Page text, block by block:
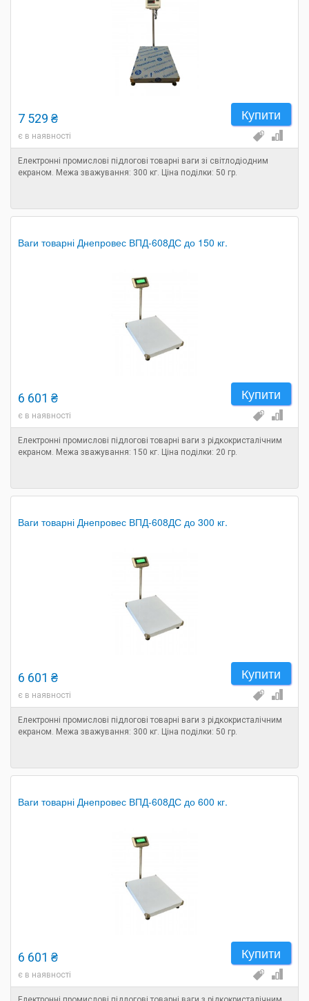
Купити
7 529 ₴
є в наявності
Електронні промислові підлогові товарні ваги зі світлодіодним
екраном. Межа зважування: 300 кг. Ціна поділки: 50 гр.
Ваги товарні Днепровес ВПД-608ДС до 150 кг.
Купити
6 601 ₴
є в наявності
Електронні промислові підлогові товарні ваги з рідкокристалічним
екраном. Межа зважування: 150 кг. Ціна поділки: 20 гр.
Ваги товарні Днепровес ВПД-608ДС до 300 кг.
Купити
6 601 ₴
є в наявності
Електронні промислові підлогові товарні ваги з рідкокристалічним
екраном. Межа зважування: 300 кг. Ціна поділки: 50 гр.
Ваги товарні Днепровес ВПД-608ДС до 600 кг.
Купити
6 601 ₴
є в наявності